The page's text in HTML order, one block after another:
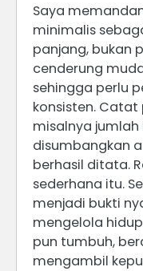
Saya
minimalis
panjang, bukan
cenderung
sehingga perlu
konsisten.
misalnya
disumbangkan
berhasil ditata.
sederhana itu.
menjadi bukti
mengelola
pun tumbuh,
mengambil